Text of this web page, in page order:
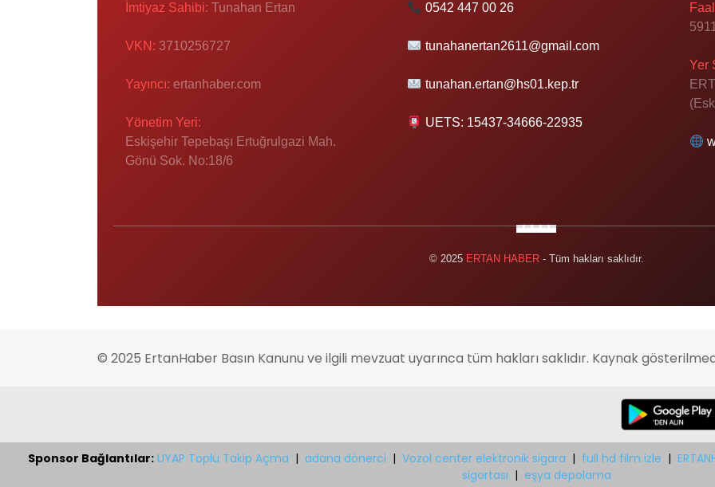
İmtiyaz Sahibi: Tunahan Ertan
VKN: 3710256727
Yayıncı: ertanhaber.com
Yönetim Yeri:
Eskişehir Tepebaşı Ertuğrulgazi Mah.
Gönü Sok. No:18/6
0542 447 00 26
tunahanertan2611@gmail.com
tunahan.ertan@hs01.kep.tr
UETS: 15437-34666-22935
Yer
© 2025 ERTAN HABER- Tüm hakları saklıdır.
© 2025 ErtanHaber Basın Kanunu ve ilgili mevzuat uyarınca tüm hakları saklıdır. Kaynak
Sponsor Bağlantılar: UYAP Toplu Takip Açma | adana dönerci | Vozol center elektronik sigara | full hd film izle |
sigortası | eşya depolama